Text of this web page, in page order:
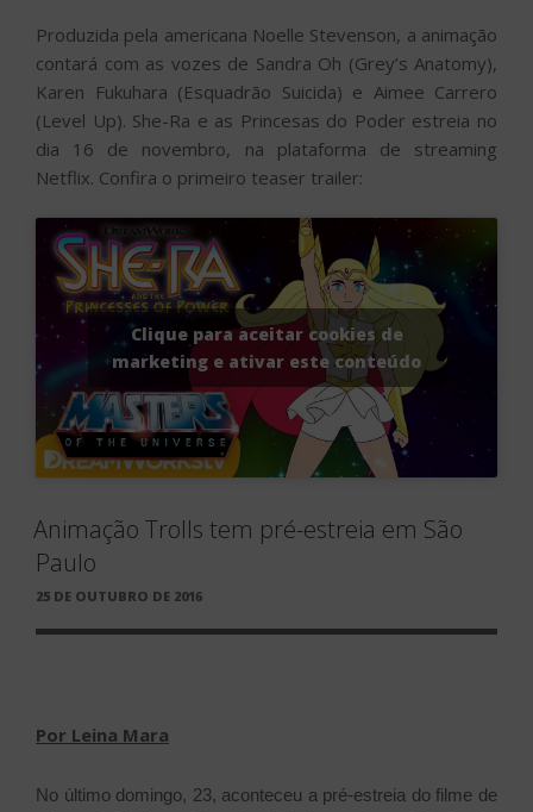
Produzida pela americana Noelle Stevenson, a animação
contará com as vozes de Sandra Oh (Grey’s Anatomy),
Karen Fukuhara (Esquadrão Suicida) e Aimee Carrero
(Level Up). She-Ra e as Princesas do Poder estreia no
dia 16 de novembro, na plataforma de streaming
Netflix. Confira o primeiro teaser trailer:
Clique para aceitar cookies de
marketing e ativar este conteúdo
Animação Trolls tem pré-estreia em São
Paulo
PUBLICADO
25 DE OUTUBRO DE 2016
Por Leina Mara
No último domingo, 23, aconteceu a pré-estreia do filme de